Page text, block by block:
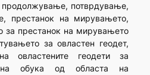
потврдување,
престанок на мирувањето,
за престанок на мирувањето
за овластен геодет,
овластените геодети за
обука од областа на